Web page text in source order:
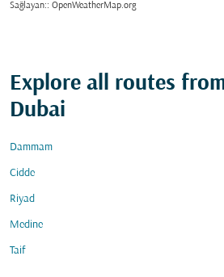
Sağlayan:: OpenWeatherMap.org
Explore all routes
Dubai
Dammam
Cidde
Riyad
Medine
Taif